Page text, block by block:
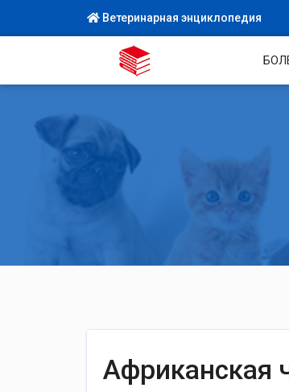
Ветеринарная энциклопедия
Африканская